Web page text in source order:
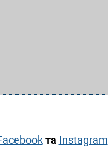
та Instagram